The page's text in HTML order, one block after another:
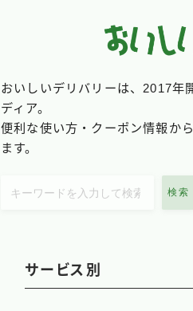
おいしいデリバリーは、2017年
ディア。
便利な使い方・クーポン情報か
ます。
検索
サービス別